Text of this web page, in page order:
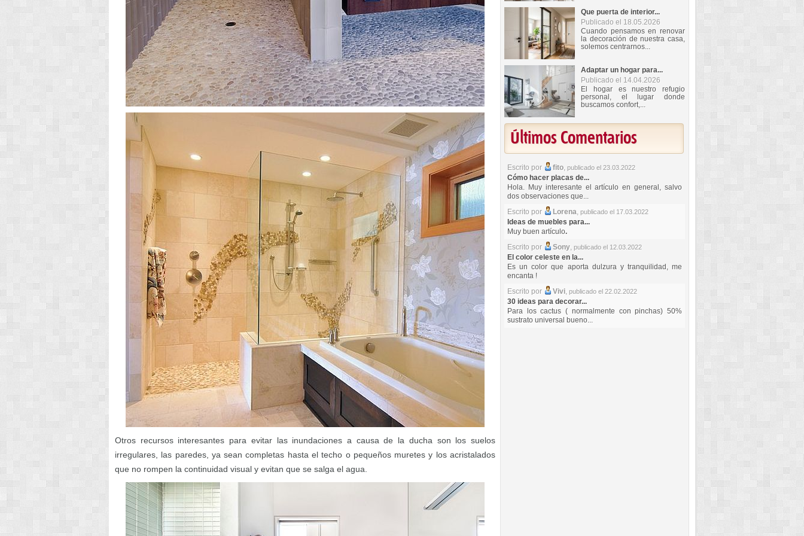
Otros recursos interesantes para evitar las inundaciones a causa de la ducha son los suelos
irregulares, las paredes, ya sean completas hasta el techo o pequeños muretes y los acristalados
que no rompen la continuidad visual y evitan que se salga el agua.
Que puerta de interior...
Publicado el 18.05.2026
Cuando pensamos en renovar
la decoración de nuestra casa,
solemos centrarnos...
Adaptar un hogar para...
Publicado el 14.04.2026
El hogar es nuestro refugio
personal, el lugar donde
buscamos confort,...
Últimos Comentarios
Escrito por fito, publicado el 23.03.2022
Cómo hacer placas de...
Hola. Muy interesante el artículo en general, salvo
dos observaciones que...
Escrito por
Lorena, publicado el 17.03.2022
Ideas de muebles para...
Muy buen artículo.
Escrito por
Sony, publicado el 12.03.2022
El color celeste en la...
Es un color que aporta dulzura y tranquilidad, me
encanta !
Escrito por
Vivi, publicado el 22.02.2022
30 ideas para decorar...
Para los cactus ( normalmente con pinchas) 50%
sustrato universal bueno...